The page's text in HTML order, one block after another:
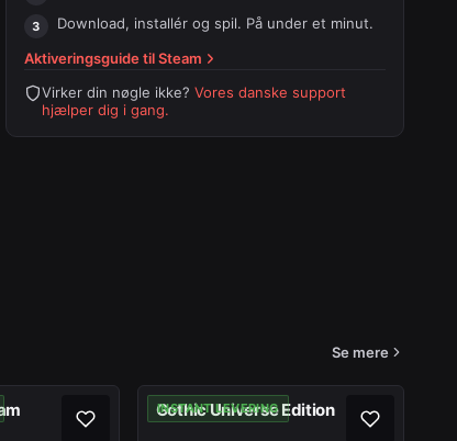
Download, installér og spil. På under et minut.
Aktiveringsguide tilSteam
Virker din nøgle ikke? Vores danske support
hjælper dig i gang.
Se mere
INSTANT LEVERING
Gothic Universe Edition